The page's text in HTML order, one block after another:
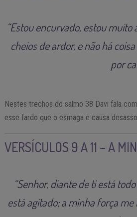
“Estou encurvado, estou
cheios de ardor, e não há
por
Nestes trechos do salmo 38 Davi fala
esse fardo que o esmaga e causa
VERSÍCULOS 9 A 11 – A
“Senhor, diante de ti está
está agitado; a minha força